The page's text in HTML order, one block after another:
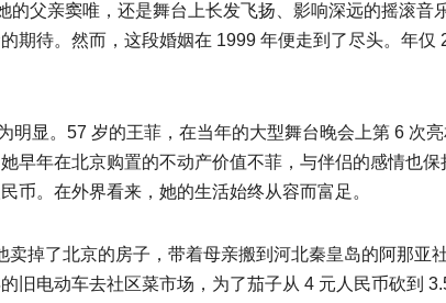
的父亲窦唯，还是舞台上长发飞扬、影响深远的摇滚
期待。然而，这段婚姻在 1999 年便走到了尽头。年
明显。57 岁的王菲，在当年的大型舞台晚会上第 6 次
早年在北京购置的不动产价值不菲，与伴侣的感情也
币。在外界看来，她的生活始终从容而富足。
掉了北京的房子，带着母亲搬到河北秦皇岛的阿那亚
旧电动车去社区菜市场，为了茄子从 4 元人民币砍到